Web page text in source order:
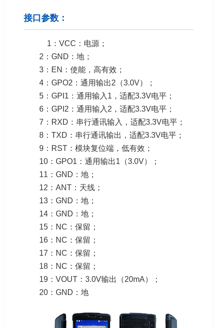
接口参数：
1：VCC：电源；
2：GND：地；
3：EN：使能，高有效；
4：GPO2：通用输出2（3.0V）；
5：GPI1：通用输入1，适配3.3V电平；
6：GPI2：通用输入2，适配3.3V电平；
7：RXD：串行通讯输入，适配3.3V电平；
8：TXD：串行通讯输出，适配3.3V电平；
9：RST：模块复位端，低有效；
10：GPO1：通用输出1（3.0V）；
11：GND：地；
12：ANT：天线；
13：GND：地；
14：GND：地；
15：NC：保留；
16：NC：保留；
17：NC：保留；
18：NC：保留；
19：VOUT：3.0V输出（20mA）；
20：GND：地